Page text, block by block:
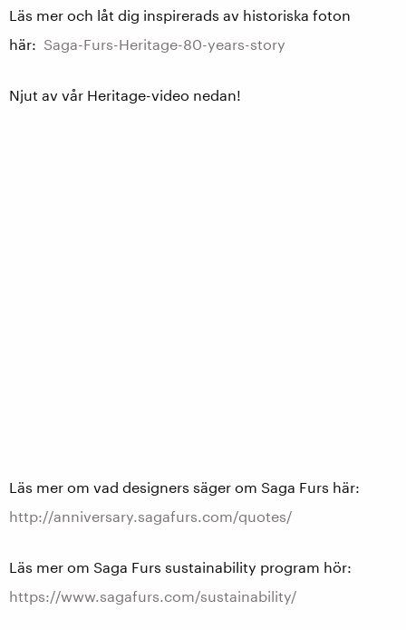
Läs mer och låt dig inspirerads av historiska foton
här: Saga-Furs-Heritage-80-years-story
Njut av vår Heritage-video nedan!
Läs mer om vad designers säger om Saga Furs här:
http://anniversary.sagafurs.com/quotes/
Läs mer om Saga Furs sustainability program hör:
https://www.sagafurs.com/sustainability/